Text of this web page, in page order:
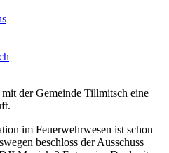
der Gemeinde Tillmitsch eine
im Feuerwehrwesen ist schon
beschloss der Ausschuss